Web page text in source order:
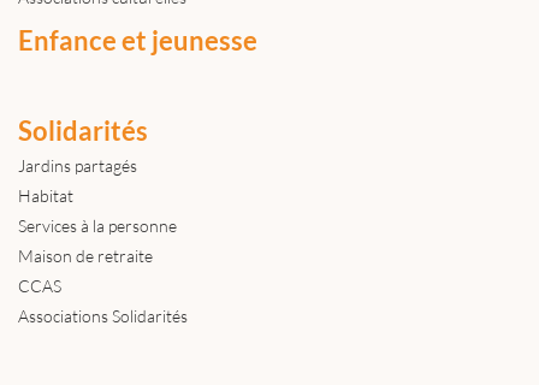
Enfance et jeunesse
Solidarités
Jardins partagés
Habitat
Services à la personne
Maison de retraite
CCAS
Associations Solidarités